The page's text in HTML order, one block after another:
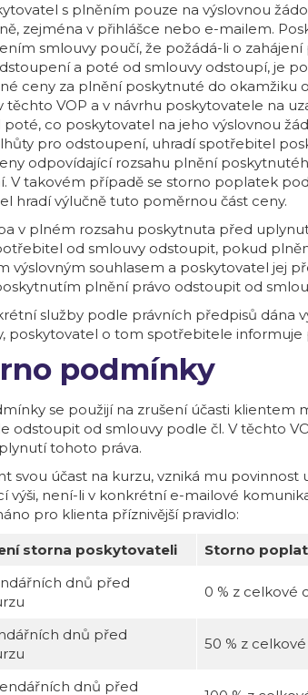
s plněním pouze na výslovnou
zejména v přihlášce nebo e-mailem.
smlouvy poučí, že požádá-li o
a poté od smlouvy odstoupí, je
ceny za plnění poskytnuté do okamžiku
těchto VOP a v návrhu poskytovatele na
co poskytovatel na jeho výslovnou
pro odstoupení, uhradí spotřebitel
odpovídající rozsahu plnění
V takovém případě se storno poplatek
hradí výlučně tuto poměrnou část ceny.
v plném rozsahu poskytnuta před
od smlouvy odstoupit, pokud
výslovným souhlasem a poskytovatel jej
plnění právo odstoupit od
služby podle právních předpisů dána
poskytovatel o tom spotřebitele informuje
podmínky
se použijí na zrušení účasti klientem
odstoupit od smlouvy podle čl. V těchto
tohoto práva.
svou účast na kurzu, vzniká mu
výši, není-li v konkrétní e-mailové
pro klienta příznivější pravidlo:
storna poskytovateli
Storno
dnů před
0 % z celkové
dnů před
50 % z
dnů před